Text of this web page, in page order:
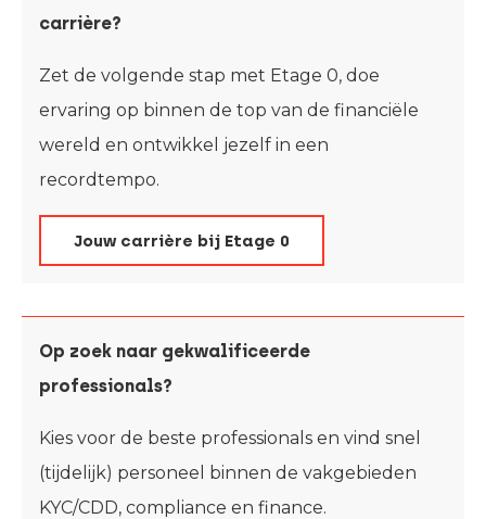
carrière?
Zet de volgende stap met Etage 0, doe
ervaring op binnen de top van de financiële
wereld en ontwikkel jezelf in een
recordtempo.
Jouw carrière bij Etage 0
Op zoek naar gekwalificeerde
professionals?
Kies voor de beste professionals en vind snel
(tijdelijk) personeel binnen de vakgebieden
KYC/CDD, compliance en finance.